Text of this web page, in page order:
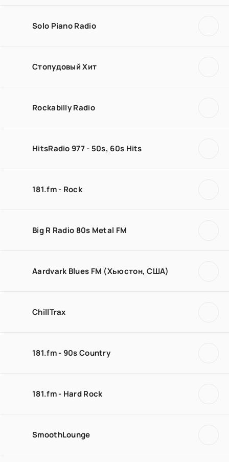
Solo Piano Radio
Стопудовый Хит
Rockabilly Radio
HitsRadio 977 - 50s, 60s Hits
181.fm - Rock
Big R Radio 80s Metal FM
Aardvark Blues FM (Хьюстон, США)
ChillTrax
181.fm - 90s Country
181.fm - Hard Rock
SmoothLounge